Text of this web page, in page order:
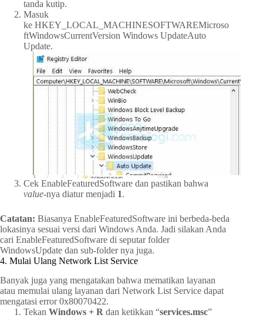
tanda kutip.
Masuk
ke HKEY_LOCAL_MACHINESOFTWAREMicroso
ftWindowsCurrentVersion Windows UpdateAuto
Update.
Cek EnableFeaturedSoftware dan pastikan bahwa
value-nya diatur menjadi 1.
Catatan: Biasanya EnableFeaturedSoftware ini berbeda-beda
lokasinya sesuai versi dari Windows Anda. Jadi silakan Anda
cari EnableFeaturedSoftware di seputar folder
WindowsUpdate dan sub-folder nya juga.
4. Mulai Ulang Network List Service
Banyak juga yang mengatakan bahwa mematikan layanan
atau memulai ulang layanan dari Network List Service dapat
mengatasi error 0x80070422.
Tekan Windows + R dan ketikkan “services.msc”